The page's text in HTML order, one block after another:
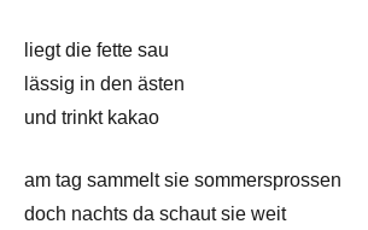
liegt die fette sau
lässig in den ästen
und trinkt kakao
am tag sammelt sie sommersprossen
doch nachts da schaut sie weit